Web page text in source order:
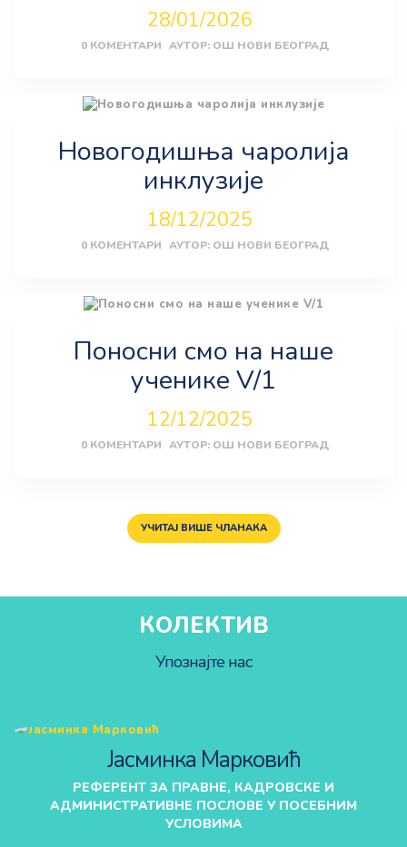
28/01/2026
0 КОМЕНТАРИ АУТОР: ОШ НОВИ БЕОГРАД
Новогодишња чаролија
инклузије
18/12/2025
0 КОМЕНТАРИ АУТОР: ОШ НОВИ БЕОГРАД
Поносни смо на наше
ученике V/1
12/12/2025
0 КОМЕНТАРИ АУТОР: ОШ НОВИ БЕОГРАД
УЧИТАЈ ВИШЕ ЧЛАНАКА
КОЛЕКТИВ
Упознајте нас
Јасминка Марковић
РЕФЕРЕНТ ЗА ПРАВНЕ, КАДРОВСКЕ И
АДМИНИСТРАТИВНЕ ПОСЛОВЕ У ПОСЕБНИМ
УСЛОВИМА